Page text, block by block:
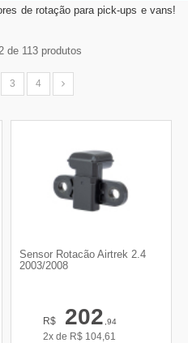
de rotação para pick-ups e vans!
de 113 produtos
3 4
Sensor Rotacão Airtrek 2.4
2003/2008
R$ 202,94
2x de R$ 104,61